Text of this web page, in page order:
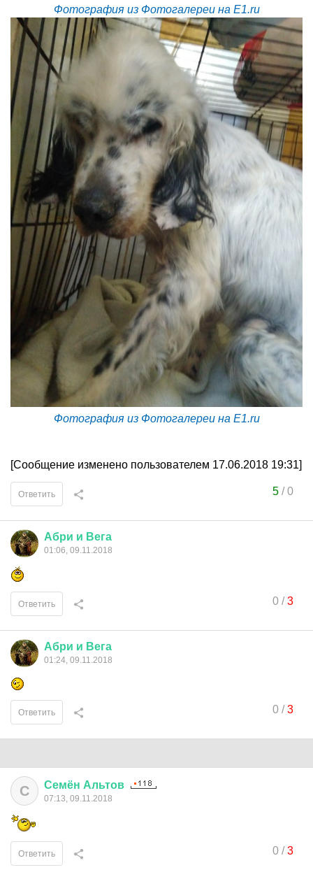
Фотография из Фотогалереи на E1.ru
Фотография из Фотогалереи на E1.ru
[Сообщение изменено пользователем 17.06.2018 19:31]
5/0
Ответить
Абри и Вега
01:06, 09.11.2018
0/3
Ответить
Абри и Вега
01:24, 09.11.2018
0/3
Ответить
С Семён Альтов
07:13, 09.11.2018
0/3
Ответить